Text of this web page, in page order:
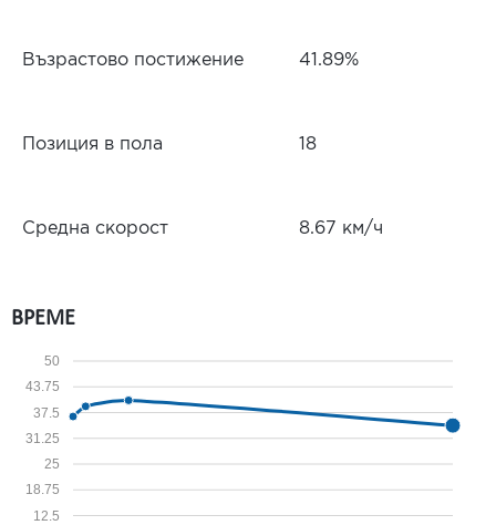
Възрастово постижение 41.89%
Позиция в пола 18
Средна скорост 8.67 км/ч
ВРЕМЕ
12.5
18.75
25
31.25
37.5
43.75
50